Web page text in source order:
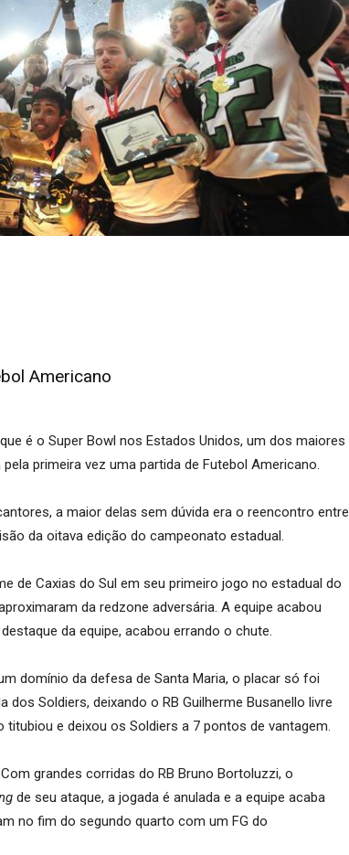
Americano
é o Super Bowl nos Estados Unidos, um dos maiores
primeira vez uma partida de Futebol Americano.
a maior delas sem dúvida era o reencontro entre
da oitava edição do campeonato estadual.
de Caxias do Sul em seu primeiro jogo no estadual do
da redzone adversária. A equipe acabou
da equipe, acabou errando o chute.
domínio da defesa de Santa Maria, o placar só foi
Soldiers, deixando o RB Guilherme Busanello livre
e deixou os Soldiers a 7 pontos de vantagem.
grandes corridas do RB Bruno Bortoluzzi, o
de seu ataque, a jogada é anulada e a equipe acaba
no fim do segundo quarto com um FG do